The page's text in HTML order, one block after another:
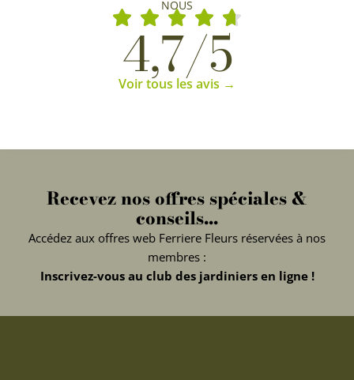
NOUS
4,7/5
Voir tous les avis →
Recevez nos offres spéciales &
conseils...
Accédez aux offres web Ferriere Fleurs réservées à nos
membres :
Inscrivez-vous au club des jardiniers en ligne !